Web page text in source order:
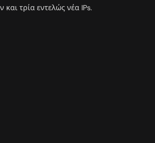
και τρία εντελώς νέα IPs.